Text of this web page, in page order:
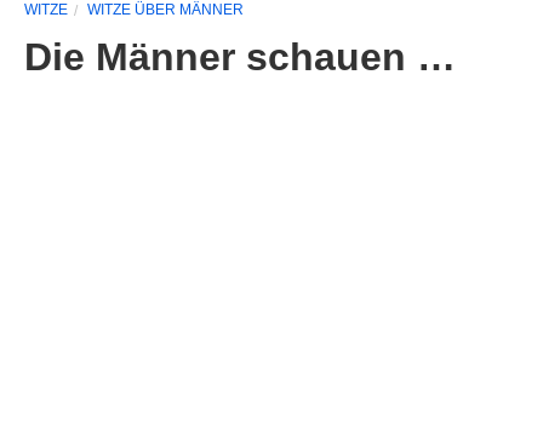
WITZE WITZE ÜBER MÄNNER
Die Männer schauen …